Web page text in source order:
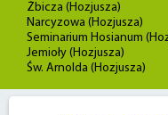
Żbicza (Hozjusza)
Narcyzowa (Hozjusza)
Seminarium Hosianum
Jemioły (Hozjusza)
Św. Arnolda (Hozjusza)